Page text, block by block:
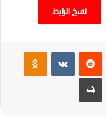
نسخ الرابط
بينتيريست ‏VKontakte
مشاركة عبر البريد طباعة